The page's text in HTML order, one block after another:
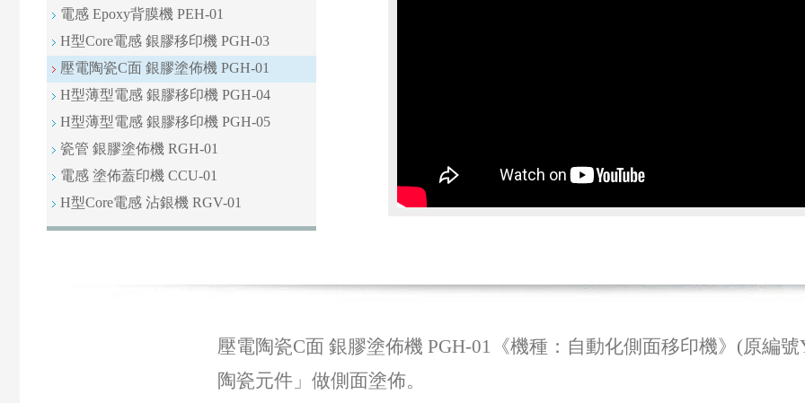
電感 Epoxy背膜機 PEH-01
H型Core電感 銀膠移印機 PGH-03
壓電陶瓷C面 銀膠塗佈機 PGH-01
H型薄型電感 銀膠移印機 PGH-04
H型薄型電感 銀膠移印機 PGH-05
瓷管 銀膠塗佈機 RGH-01
電感 塗佈蓋印機 CCU-01
H型Core電感 沾銀機 RGV-01
壓電陶瓷C面 銀膠塗佈機 PGH-01《機種：自動化側面移印機》(原編
陶瓷元件」做側面塗佈。